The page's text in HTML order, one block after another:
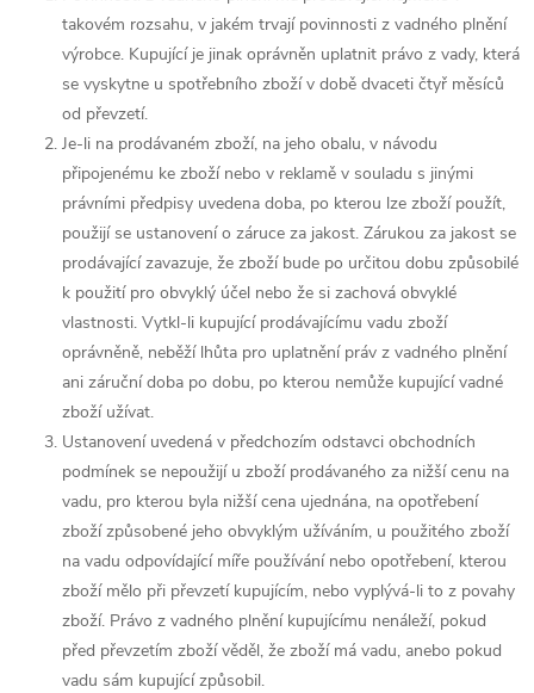
takovém rozsahu, v jakém trvají povinnosti z vadného plnění
výrobce. Kupující je jinak oprávněn uplatnit právo z vady, která
se vyskytne u spotřebního zboží v době dvaceti čtyř měsíců
od převzetí.
Je-li na prodávaném zboží, na jeho obalu, v návodu
připojenému ke zboží nebo v reklamě v souladu s jinými
právními předpisy uvedena doba, po kterou lze zboží použít,
použijí se ustanovení o záruce za jakost. Zárukou za jakost se
prodávající zavazuje, že zboží bude po určitou dobu způsobilé
k použití pro obvyklý účel nebo že si zachová obvyklé
vlastnosti. Vytkl-li kupující prodávajícímu vadu zboží
oprávněně, neběží lhůta pro uplatnění práv z vadného plnění
ani záruční doba po dobu, po kterou nemůže kupující vadné
zboží užívat.
Ustanovení uvedená v předchozím odstavci obchodních
podmínek se nepoužijí u zboží prodávaného za nižší cenu na
vadu, pro kterou byla nižší cena ujednána, na opotřebení
zboží způsobené jeho obvyklým užíváním, u použitého zboží
na vadu odpovídající míře používání nebo opotřebení, kterou
zboží mělo při převzetí kupujícím, nebo vyplývá-li to z povahy
zboží. Právo z vadného plnění kupujícímu nenáleží, pokud
před převzetím zboží věděl, že zboží má vadu, anebo pokud
vadu sám kupující způsobil.